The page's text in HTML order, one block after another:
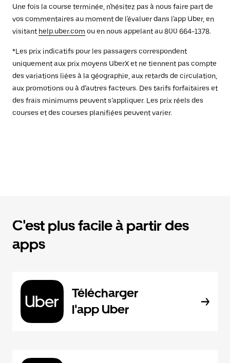
Une fois la course terminée, n'hésitez pas à nous faire part de
vos commentaires au moment de l'évaluer dans l'app Uber, en
visitant help.uber.com ou en nous appelant au 800 664-1378.
*Les prix indicatifs pour les passagers correspondent
uniquement aux prix moyens UberX et ne tiennent pas compte
des variations liées à la géographie, aux retards de circulation,
aux promotions ou à d’autres facteurs. Des tarifs forfaitaires et
des frais minimums peuvent s’appliquer. Les prix réels des
courses et des courses planifiées peuvent varier.
C'est plus facile à partir des
apps
Télécharger
l'app Uber